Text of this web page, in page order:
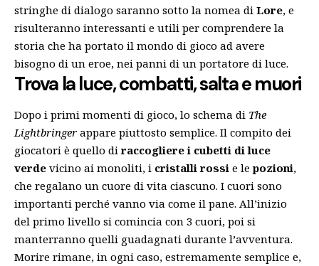
stringhe di dialogo saranno sotto la nomea di Lore, e
risulteranno interessanti e utili per comprendere la
storia che ha portato il mondo di gioco ad avere
bisogno di un eroe, nei panni di un portatore di luce.
Trova la luce, combatti, salta e muori
Dopo i primi momenti di gioco, lo schema di The
Lightbringer appare piuttosto semplice. Il compito dei
giocatori è quello diraccogliere i cubetti di luce
verde vicino ai monoliti, i cristalli rossi e lepozioni,
che regalano un cuore di vita ciascuno. I cuori sono
importanti perché vanno via come il pane. All’inizio
del primo livello si comincia con 3 cuori, poi si
manterranno quelli guadagnati durante l’avventura.
Morire rimane, in ogni caso, estremamente semplice e,